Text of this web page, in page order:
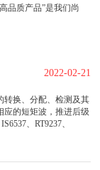
品质产品”是我们尚
2022-02-21
转换、分配、检测及其
应的短矩波，推进后级
、RT9237、